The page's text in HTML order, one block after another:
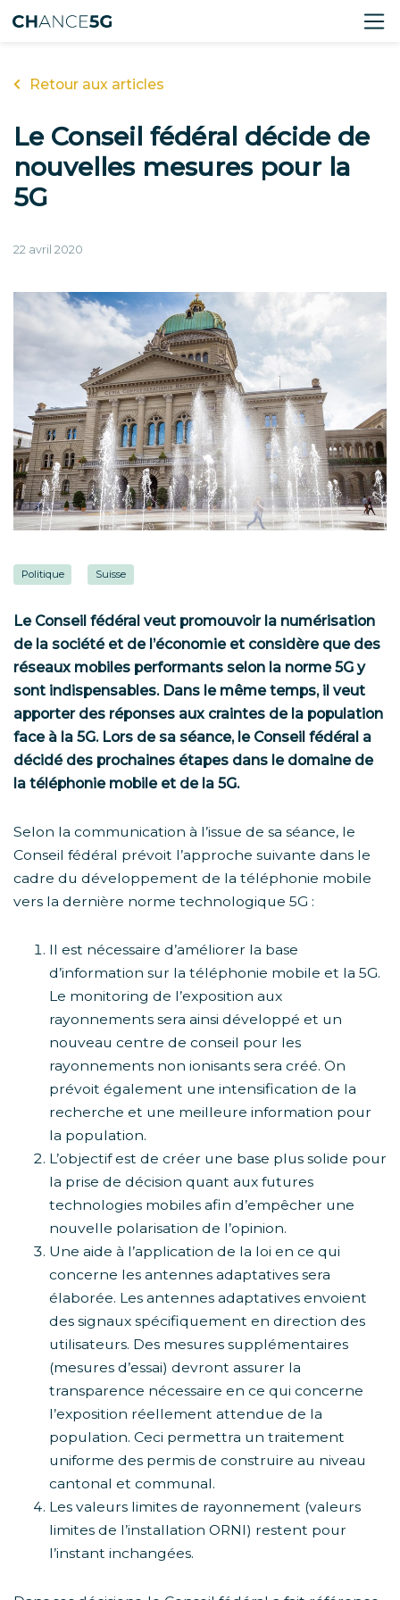
Retour aux articles
Le Conseil fédéral décide de
nouvelles mesures pour la
5G
22 avril 2020
Politique Suisse
Le Conseil fédéral veut promouvoir la numérisation
de la société et de l’économie et considère que des
réseaux mobiles performants selon la norme 5G y
sont indispensables. Dans le même temps, il veut
apporter des réponses aux craintes de la population
face à la 5G. Lors de sa séance, le Conseil fédéral a
décidé des prochaines étapes dans le domaine de
la téléphonie mobile et de la 5G.
Selon la communication à l’issue de sa séance, le
Conseil fédéral prévoit l’approche suivante dans le
cadre du développement de la téléphonie mobile
vers la dernière norme technologique 5G :
Il est nécessaire d’améliorer la base
d’information sur la téléphonie mobile et la 5G.
Le monitoring de l’exposition aux
rayonnements sera ainsi développé et un
nouveau centre de conseil pour les
rayonnements non ionisants sera créé. On
prévoit également une intensification de la
recherche et une meilleure information pour
la population.
L’objectif est de créer une base plus solide pour
la prise de décision quant aux futures
technologies mobiles afin d’empêcher une
nouvelle polarisation de l’opinion.
Une aide à l’application de la loi en ce qui
concerne les antennes adaptatives sera
élaborée. Les antennes adaptatives envoient
des signaux spécifiquement en direction des
utilisateurs. Des mesures supplémentaires
(mesures d’essai) devront assurer la
transparence nécessaire en ce qui concerne
l’exposition réellement attendue de la
population. Ceci permettra un traitement
uniforme des permis de construire au niveau
cantonal et communal.
Les valeurs limites de rayonnement (valeurs
limites de l’installation ORNI) restent pour
l’instant inchangées.